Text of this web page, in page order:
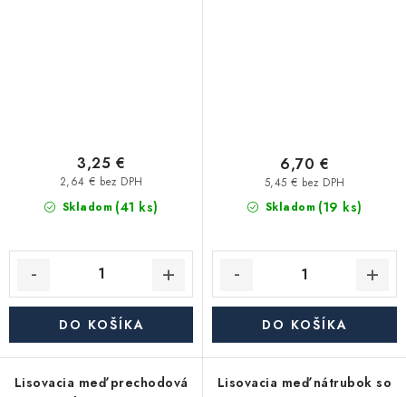
Skladom (41 ks)
2,64 € bez DPH
3,25 €
DO KOŠÍKA
Skladom (19 ks)
5,45 € bez DPH
6,70 €
DO KOŠÍKA
Lisovacia meď prechodová
Lisovacia meď nátrubok so